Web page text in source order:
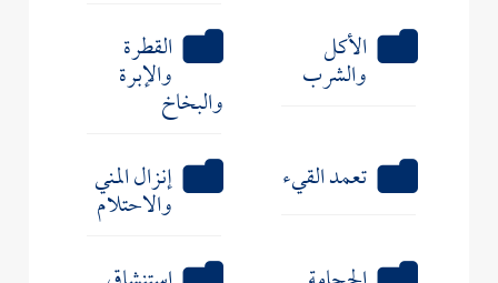
الأكل
والشرب
القطرة
والإبرة
والبخاخ
تعمد القيء
إنزال المني
والاحتلام